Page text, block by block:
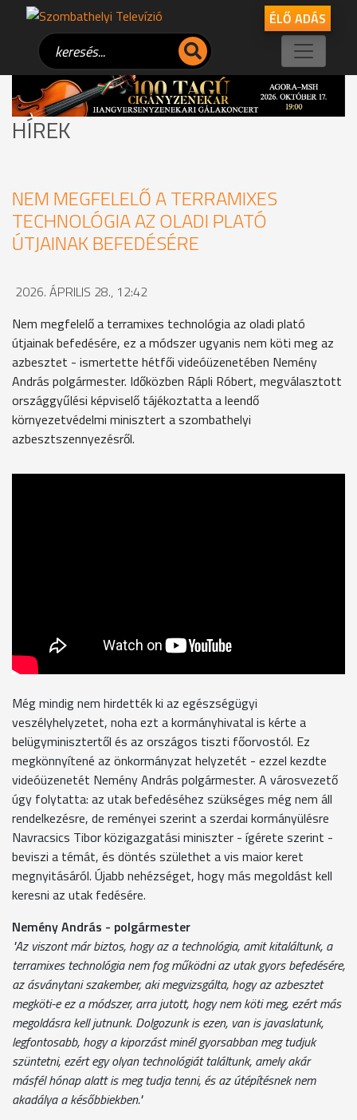
ÉLŐ ADÁS
HÍREK
NEM MEGFELELŐ A TERRAMIXES
TECHNOLÓGIA AZ OLADI PLATÓ
ÚTJAINAK BEFEDÉSÉRE
2026. ÁPRILIS 28., 12:42
Nem megfelelő a terramixes technológia az oladi plató
útjainak befedésére, ez a módszer ugyanis nem köti meg az
azbesztet - ismertette hétfői videóüzenetében Nemény
András polgármester. Időközben Rápli Róbert, megválasztott
országgyűlési képviselő tájékoztatta a leendő
környezetvédelmi minisztert a szombathelyi
azbesztszennyezésről.
Még mindig nem hirdették ki az egészségügyi
veszélyhelyzetet, noha ezt a kormányhivatal is kérte a
belügyminisztertől és az országos tiszti főorvostól. Ez
megkönnyítené az önkormányzat helyzetét - ezzel kezdte
videóüzenetét Nemény András polgármester. A városvezető
úgy folytatta: az utak befedéséhez szükséges még nem áll
rendelkezésre, de reményei szerint a szerdai kormányülésre
Navracsics Tibor közigazgatási miniszter - ígérete szerint -
beviszi a témát, és döntés születhet a vis maior keret
megnyitásáról. Újabb nehézséget, hogy más megoldást kell
keresni az utak fedésére.
Nemény András - polgármester
"Az viszont már biztos, hogy az a technológia, amit kitaláltunk, a
terramixes technológia nem fog működni az utak gyors befedésére,
az ásványtani szakember, aki megvizsgálta, hogy az azbesztet
megköti-e ez a módszer, arra jutott, hogy nem köti meg, ezért más
megoldásra kell jutnunk. Dolgozunk is ezen, van is javaslatunk,
legfontosabb, hogy a kiporzást minél gyorsabban meg tudjuk
szüntetni, ezért egy olyan technológiát találtunk, amely akár
másfél hónap alatt is meg tudja tenni, és az útépítésnek nem
akadálya a későbbiekben."